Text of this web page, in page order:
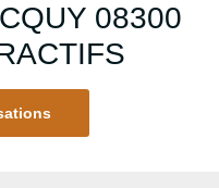
08300